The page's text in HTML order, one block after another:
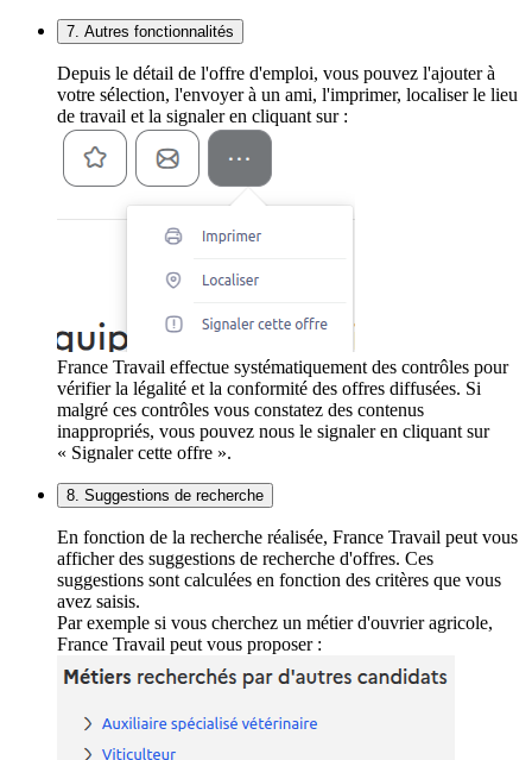
7. Autres fonctionnalités
Depuis le détail de l'offre d'emploi, vous pouvez l'ajouter à
votre sélection, l'envoyer à un ami, l'imprimer, localiser le lieu
de travail et la signaler en cliquant sur :
France Travail effectue systématiquement des contrôles pour
vérifier la légalité et la conformité des offres diffusées. Si
malgré ces contrôles vous constatez des contenus
inappropriés, vous pouvez nous le signaler en cliquant sur
« Signaler cette offre ».
8. Suggestions de recherche
En fonction de la recherche réalisée, France Travail peut vous
afficher des suggestions de recherche d'offres. Ces
suggestions sont calculées en fonction des critères que vous
avez saisis.
Par exemple si vous cherchez un métier d'ouvrier agricole,
France Travail peut vous proposer :